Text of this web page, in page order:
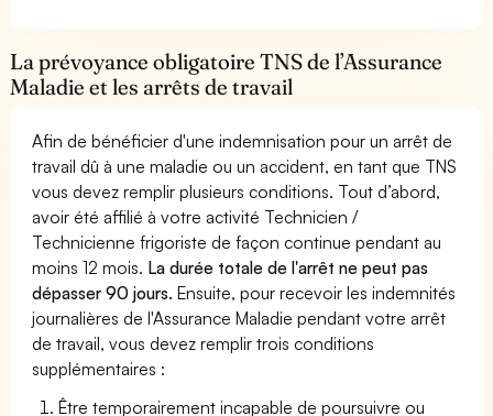
La prévoyance obligatoire TNS de l’Assurance
Maladie et les arrêts de travail
Afin de bénéficier d'une indemnisation pour un arrêt de
travail dû à une maladie ou un accident, en tant que TNS
vous devez remplir plusieurs conditions. Tout d’abord,
avoir été affilié à votre activité Technicien /
Technicienne frigoriste de façon continue pendant au
moins 12 mois. La durée totale de l'arrêt ne peut pas
dépasser 90 jours. Ensuite, pour recevoir les indemnités
journalières de l'Assurance Maladie pendant votre arrêt
de travail, vous devez remplir trois conditions
supplémentaires :
Être temporairement incapable de poursuivre ou